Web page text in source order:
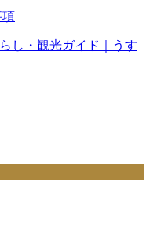
項
し・観光ガイド｜うす